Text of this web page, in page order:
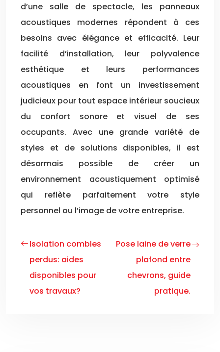
d’une salle de spectacle, les panneaux
acoustiques modernes répondent à ces
besoins avec élégance et efficacité. Leur
facilité d’installation, leur polyvalence
esthétique et leurs performances
acoustiques en font un investissement
judicieux pour tout espace intérieur soucieux
du confort sonore et visuel de ses
occupants. Avec une grande variété de
styles et de solutions disponibles, il est
désormais possible de créer un
environnement acoustiquement optimisé
qui reflète parfaitement votre style
personnel ou l’image de votre entreprise.
Isolation combles
perdus: aides
disponibles pour
vos travaux?
Pose laine de verre
plafond entre
chevrons, guide
pratique.